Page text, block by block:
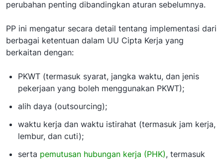
perubahan penting dibandingkan aturan sebelumnya.
PP ini mengatur secara detail tentang implementasi dari
berbagai ketentuan dalam UU Cipta Kerja yang
berkaitan dengan:
PKWT (termasuk syarat, jangka waktu, dan jenis
pekerjaan yang boleh menggunakan PKWT);
alih daya (outsourcing);
waktu kerja dan waktu istirahat (termasuk jam kerja,
lembur, dan cuti);
serta pemutusan hubungan kerja (PHK), termasuk